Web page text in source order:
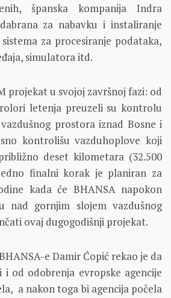
španska kompanija Indra
za nabavku i instaliranje
za procesiranje podataka,
simulatora itd.
projekat u svojoj završnoj fazi: od
letenja preuzeli su kontrolu
prostora iznad Bosne i
kontrolišu vazduhoplove koji
deset kilometara (32.500
finalni korak je planiran za
kada će BHANSA napokon
nad gornjim slojem vazdušnog
ovaj dugogodišnji projekat.
e Damir Ćopić rekao je da
od odobrenja evropske agencije
a nakon toga bi agencija počela